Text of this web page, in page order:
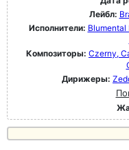
Лейбл:
Исполнители:
Композиторы: Czerny,
Дирижеры: